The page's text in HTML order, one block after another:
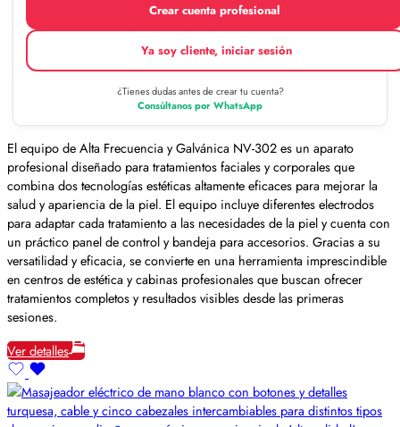
Crear cuenta profesional
Ya soy cliente, iniciar sesión
¿Tienes dudas antes de crear tu cuenta?
Consúltanos por WhatsApp
El equipo de Alta Frecuencia y Galvánica NV-302 es un aparato
profesional diseñado para tratamientos faciales y corporales que
combina dos tecnologías estéticas altamente eficaces para mejorar la
salud y apariencia de la piel. El equipo incluye diferentes electrodos
para adaptar cada tratamiento a las necesidades de la piel y cuenta con
un práctico panel de control y bandeja para accesorios. Gracias a su
versatilidad y eficacia, se convierte en una herramienta imprescindible
en centros de estética y cabinas profesionales que buscan ofrecer
tratamientos completos y resultados visibles desde las primeras
sesiones.
Ver detalles